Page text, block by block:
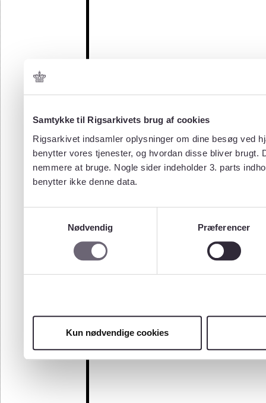
Samtykke til Rigsarkivets brug af cookies
Rigsarkivet indsamler oplysninger om dine besøg ved
benytter vores tjenester, og hvordan disse bliver
nemmere at bruge. Nogle sider indeholder 3. parts
benytter ikke denne data.
Nødvendig
Præferencer
Kun nødvendige cookies